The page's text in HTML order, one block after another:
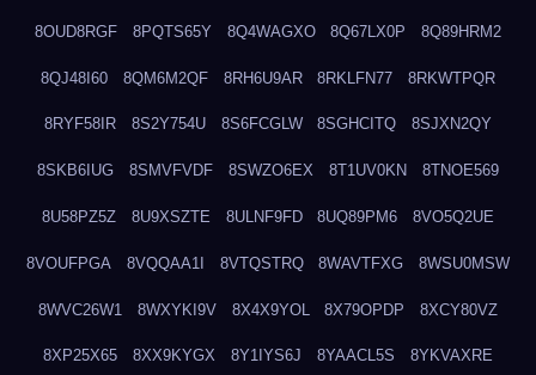
8OUD8RGF 8PQTS65Y 8Q4WAGXO 8Q67LX0P 8Q89HRM2
8QJ48I60 8QM6M2QF 8RH6U9AR 8RKLFN77 8RKWTPQR
8RYF58IR 8S2Y754U 8S6FCGLW 8SGHCITQ 8SJXN2QY
8SKB6IUG 8SMVFVDF 8SWZO6EX 8T1UV0KN 8TNOE569
8U58PZ5Z 8U9XSZTE 8ULNF9FD 8UQ89PM6 8VO5Q2UE
8VOUFPGA 8VQQAA1I 8VTQSTRQ 8WAVTFXG 8WSU0MSW
8WVC26W1 8WXYKI9V 8X4X9YOL 8X79OPDP 8XCY80VZ
8XP25X65 8XX9KYGX 8Y1IYS6J 8YAACL5S 8YKVAXRE